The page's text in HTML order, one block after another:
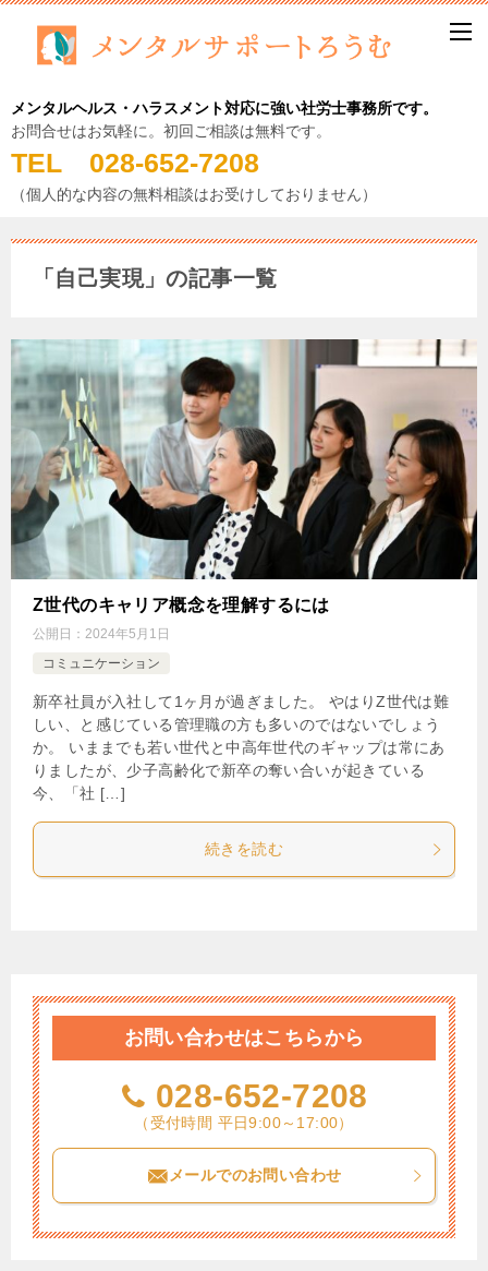
メンタルヘルス・ハラスメント対応に強い社労士事務所です。
お問合せはお気軽に。初回ご相談は無料です。
TEL 028-652-7208
（個人的な内容の無料相談はお受けしておりません）
「自己実現」の記事一覧
Z世代のキャリア概念を理解するには
公開日： 2024年5月1日
コミュニケーション
新卒社員が入社して1ヶ月が過ぎました。 やはりZ世代は難
しい、と感じている管理職の方も多いのではないでしょう
か。 いままでも若い世代と中高年世代のギャップは常にあ
りましたが、少子高齢化で新卒の奪い合いが起きている
今、「社 […]
続きを読む
お問い合わせはこちらから
028-652-7208
（受付時間 平日9:00～17:00）
メールでのお問い合わせ